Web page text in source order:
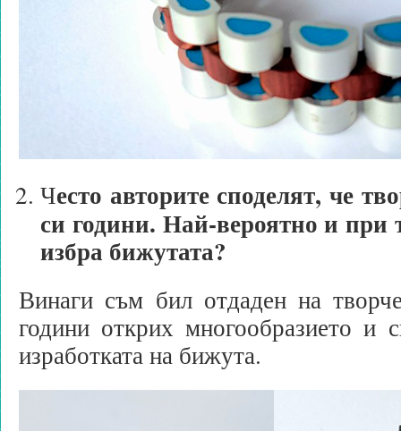
Често авторите споделят, че
си години. Най-вероятно и при
избра бижутата?
Винаги съм бил отдаден на
години открих многообразието и
изработката на бижута.